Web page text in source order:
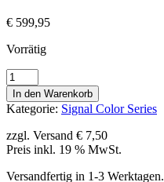
€ 599,95
Vorrätig
#154C
Rasenreich
Kinetiktraining
Ball
Bag
-
Signal
In den Warenkorb
Kategorie: Signal Color Series
zzgl. Versand € 7,50
Preis inkl. 19 % MwSt.
Versandfertig in 1-3 Werktagen.